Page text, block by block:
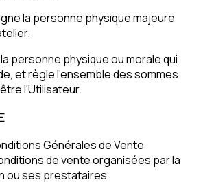
la personne physique majeure
personne physique ou morale qui
et règle l'ensemble des sommes
l'Utilisateur.
Générales de Vente
de vente organisées par la
ou ses prestataires.